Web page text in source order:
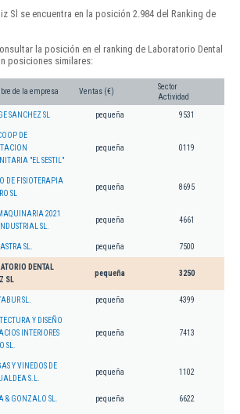
Sl se encuentra en la posición 2.984 del Ranking de
la posición en el ranking de Laboratorio Dental
posiciones similares:
de la empresa Ventas (€)
Sector
Actividad
SANCHEZ SL pequeña 9531
DE
"EL SESTIL"
pequeña 0119
DE FISIOTERAPIA
SL
pequeña 8695
2021
SL.
pequeña 4661
SL. pequeña 7500
DENTAL
SL
pequeña 3250
SL. pequeña 4399
Y DISEÑO
INTERIORES
SL.
pequeña 7413
Y VINEDOS DE
S.L.
pequeña 1102
& GONZALO SL. pequeña 6622